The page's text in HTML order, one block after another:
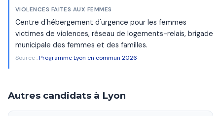
VIOLENCES FAITES AUX FEMMES
Centre d'hébergement d'urgence pour les femmes
victimes de violences, réseau de logements-relais, brigade
municipale des femmes et des familles.
Source :Programme Lyon en commun 2026
Autres candidats à Lyon